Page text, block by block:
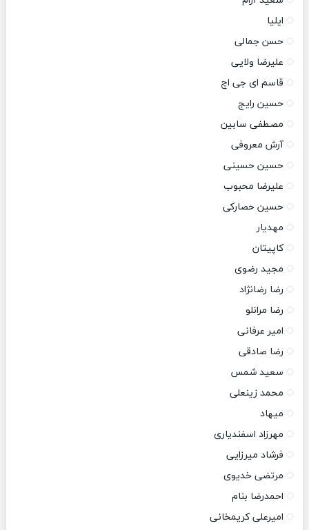
ایلیا
حسن جمالی
علیرضا ولایی
قاسم ای جی اچ
حسین رایج
مصطفی سابین
آرش معروفی
حسین حسینی
علیرضا محبوب
حسین حصارکی
مهدیار
کاپیتان
مجید رضوی
رضا رضانژاد
رضا مرانلو
امیر عرفانی
رضا صادقی
سعید شمس
محمد زینعلی
میهاد
مهرزاد اسفندیاری
فرشاد میرزایی
مرتضی خدیوی
احمدرضا بنام
امیرعلی کریمخانی